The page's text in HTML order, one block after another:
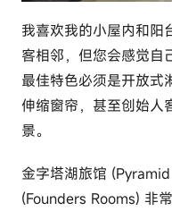
我喜欢我的小屋内和阳
客相邻，但您会感觉自
最佳特色必须是开放式
伸缩窗帘，甚至创始人
景。
金字塔湖旅馆
(Founders Rooms) 非